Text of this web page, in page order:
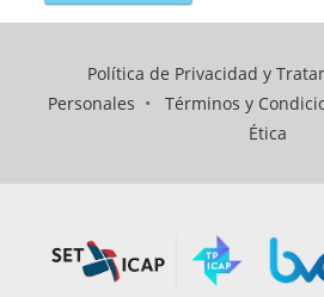
Política de Privacidad y
Personales • Términos y
Ética